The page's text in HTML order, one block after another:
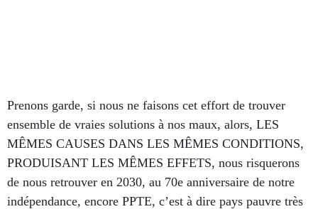
Prenons garde, si nous ne faisons cet effort de trouver
ensemble de vraies solutions à nos maux, alors, LES
MÊMES CAUSES DANS LES MÊMES CONDITIONS,
PRODUISANT LES MÊMES EFFETS, nous risquerons
de nous retrouver en 2030, au 70e anniversaire de notre
indépendance, encore PPTE, c’est à dire pays pauvre très